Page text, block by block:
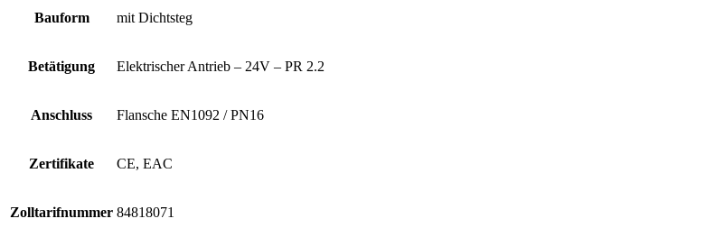
Bauform mit Dichtsteg
Betätigung Elektrischer Antrieb – 24V – PR 2.2
Anschluss Flansche EN1092 / PN16
Zertifikate CE, EAC
Zolltarifnummer 84818071